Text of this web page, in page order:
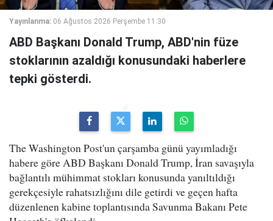
Yayınlanma: 06 Ağustos 2026 Perşembe 11:30
ABD Başkanı Donald Trump, ABD'nin füze
stoklarının azaldığı konusundaki haberlere
tepki gösterdi.
The Washington Post'un çarşamba günü yayımladığı
habere göre ABD Başkanı Donald Trump, İran savaşıyla
bağlantılı mühimmat stokları konusunda yanıltıldığı
gerekçesiyle rahatsızlığını dile getirdi ve geçen hafta
düzenlenen kabine toplantısında Savunma Bakanı Pete